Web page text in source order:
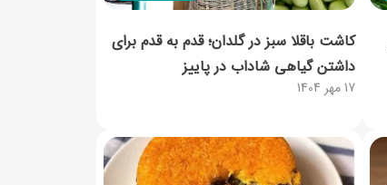
17 مهر 1404
کاشت باقلا سبز در گلدان؛ قدم به قدم برای
داشتن گیاهی شاداب در پاییز